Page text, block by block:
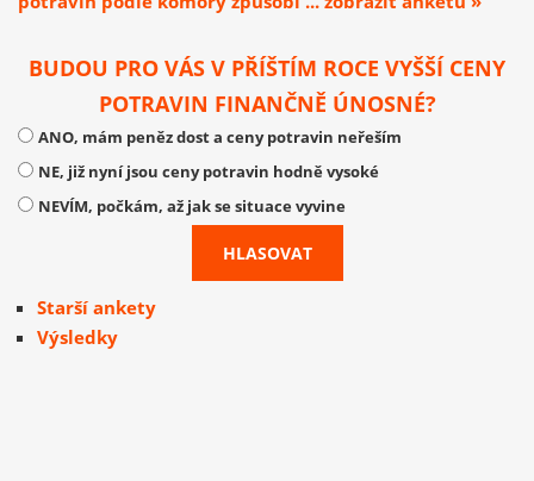
BUDOU PRO VÁS V PŘÍŠTÍM ROCE VYŠŠÍ CENY
POTRAVIN FINANČNĚ ÚNOSNÉ?
ANO, mám peněz dost a ceny potravin neřeším
NE, již nyní jsou ceny potravin hodně vysoké
NEVÍM, počkám, až jak se situace vyvine
Starší ankety
Výsledky